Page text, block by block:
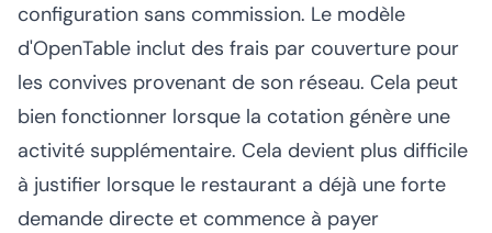
configuration sans commission. Le modèle
d'OpenTable inclut des frais par couverture pour
les convives provenant de son réseau. Cela peut
bien fonctionner lorsque la cotation génère une
activité supplémentaire. Cela devient plus difficile
à justifier lorsque le restaurant a déjà une forte
demande directe et commence à payer